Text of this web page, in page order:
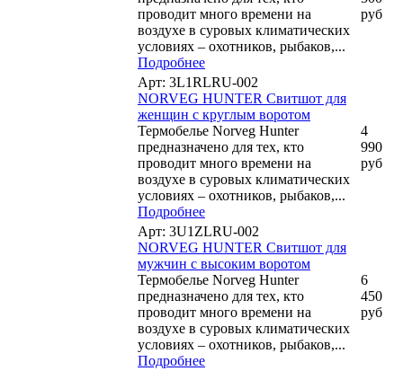
проводит много времени на
воздухе в суровых климатических
условиях – охотников, рыбаков,...
Подробнее
руб
Арт: 3L1RLRU-002
NORVEG HUNTER Свитшот для
женщин с круглым воротом
Термобелье Norveg Hunter
предназначено для тех, кто
проводит много времени на
воздухе в суровых климатических
условиях – охотников, рыбаков,...
Подробнее
4
990
руб
Арт: 3U1ZLRU-002
NORVEG HUNTER Свитшот для
мужчин с высоким воротом
Термобелье Norveg Hunter
предназначено для тех, кто
проводит много времени на
воздухе в суровых климатических
условиях – охотников, рыбаков,...
Подробнее
6
450
руб